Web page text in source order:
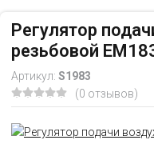
Регулятор
резьбовой
Артикул: S1983
(0 отзывов)